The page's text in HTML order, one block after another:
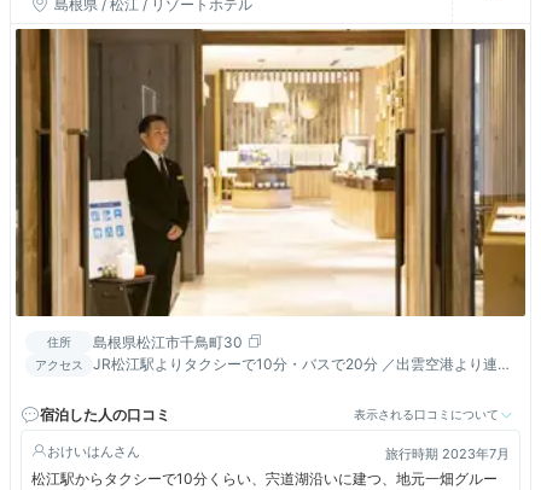
島根県 / 松江 / リゾートホテル
住所 島根県松江市千鳥町30
アクセス
JR松江駅よりタクシーで10分・バスで20分 ／出雲空港より連絡
宿泊した人の口コミ
表示される口コミについて
おけいはん 旅行時期 2023年7月
松江駅からタクシーで10分くらい、宍道湖沿いに建つ、地元一畑グルー